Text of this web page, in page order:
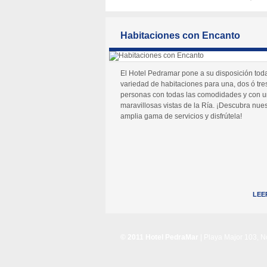
Habitaciones con Encanto
El Hotel Pedramar pone a su disposición
variedad de habitaciones para una, dos ó
personas con todas las comodidades y con
maravillosas vistas de la Ría. ¡Descubra
amplia gama de servicios y disfrútela!